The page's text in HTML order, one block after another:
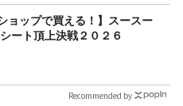
ョップで買える！】スースー
ート頂上決戦２０２６
Recommended by